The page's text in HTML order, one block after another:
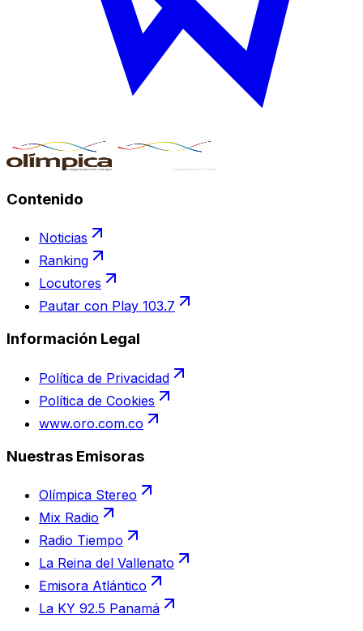
Contenido
Noticias
Ranking
Locutores
Pautar con Play 103.7
Información Legal
Política de Privacidad
Política de Cookies
www.oro.com.co
Nuestras Emisoras
Olímpica Stereo
Mix Radio
Radio Tiempo
La Reina del Vallenato
Emisora Atlántico
La KY 92.5 Panamá